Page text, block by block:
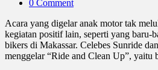
0 Comment
Acara yang digelar anak motor tak
kegiatan positif lain, seperti yang baru-
bikers di Makassar. Celebes Sunride
menggelar “Ride and Clean Up”, yaitu